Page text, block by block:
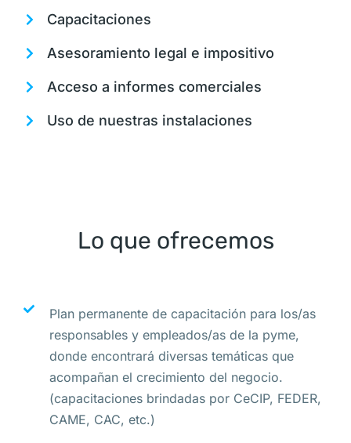
Capacitaciones
Asesoramiento legal e impositivo
Acceso a informes comerciales
Uso de nuestras instalaciones
Lo que ofrecemos
Plan permanente de capacitación para los/as
responsables y empleados/as de la pyme,
donde encontrará diversas temáticas que
acompañan el crecimiento del negocio.
(capacitaciones brindadas por CeCIP, FEDER,
CAME, CAC, etc.)